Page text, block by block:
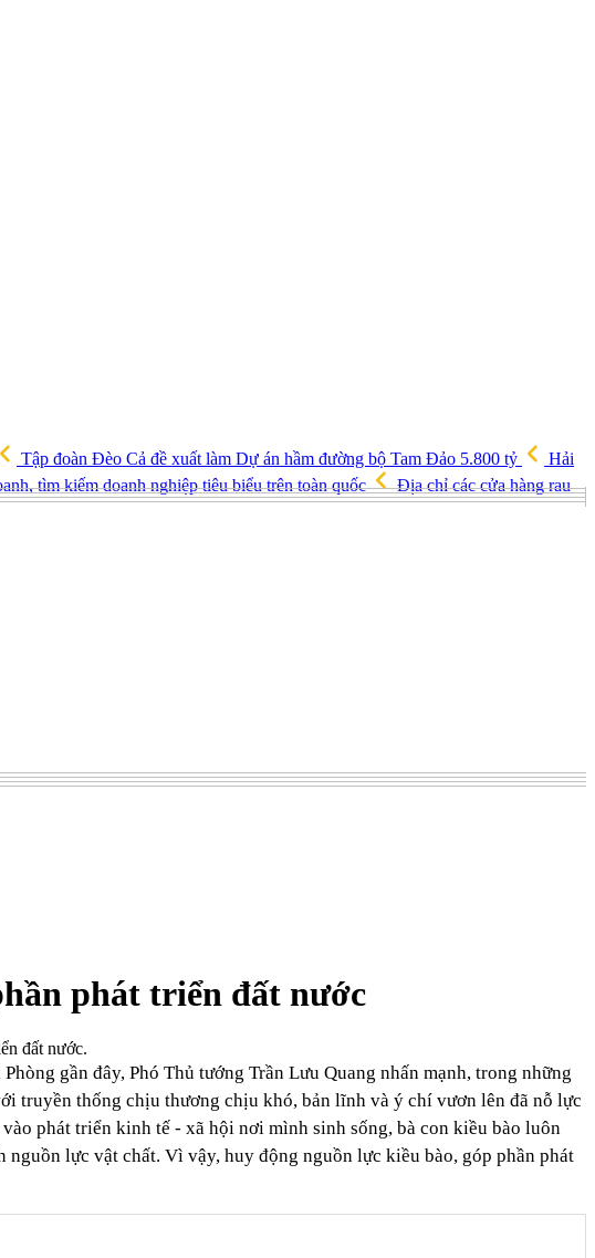
Tập đoàn Đèo Cả đề xuất làm Dự án hầm đường bộ Tam Đảo 5.800 tỷ
Hải
tìm kiếm doanh nghiệp tiêu biểu trên toàn quốc
Địa chỉ các cửa hàng rau
phát triển đất nước
đất nước.
gần đây, Phó Thủ tướng Trần Lưu Quang nhấn mạnh, trong những
truyền thống chịu thương chịu khó, bản lĩnh và ý chí vươn lên đã nỗ lực
phát triển kinh tế - xã hội nơi mình sinh sống, bà con kiều bào luôn
lực vật chất. Vì vậy, huy động nguồn lực kiều bào, góp phần phát